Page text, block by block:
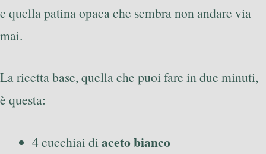
e quella patina opaca che sembra non andare via
mai.
La ricetta base, quella che puoi fare in due minuti,
è questa:
4 cucchiai di aceto bianco